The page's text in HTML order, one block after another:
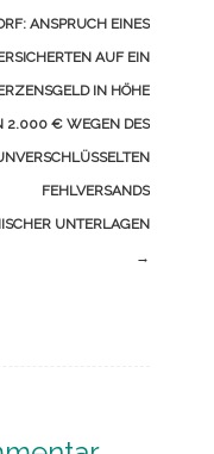
ANSPRUCH EINES
AUF EIN
IN HÖHE
2.000 € WEGEN DES
FEHLVERSANDS
UNTERLAGEN
→